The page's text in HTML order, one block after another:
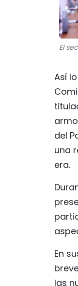
El
Así
del
una
era.
En
las